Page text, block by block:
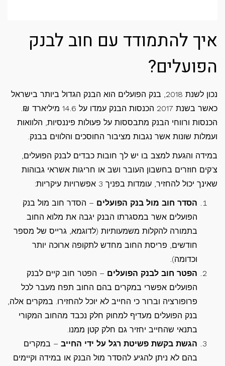
איך להתמודד עם חוב לבנק
הפועלים?
נכון לשנת 2018, בנק הפועלים הוא הבנק הגדול ביותר בישראל
כאשר בשנת 2017 הכנסות הבנק עמדו על 14.6 מיליארד ₪.
הכנסות ורווחי הבנק מתבססות על פעולות פיננסיות, הלוואות
ועמלות שונות אשר נגבות מציבור החוסכים והלווים בבנק.
במידה והגעת למצב בו יש לך חובות כבדים לבנק הפועלים,
צ'קים חוזרים בחשבון העובר ושב או חריגות אשראי גבוהות
שאינך יכול להחזיר, עומדות בפניך 3 אפשרויות עיקריות:
הסדר חוב מול בנק הפועלים – הסדר חוב מול בנק
הפועלים אשר במסגרתו הבנק יגבה את מלוא החוב
בתמורה להקלות משמעותיות (לדוגמא, גרייס של מספר
חודשים, פריסת החוב מחדש לתקופה ארוכה יותר
וכדומה).
הפטר חוב לבנק הפועלים – הפטר חוב קיים לבנק
הפועלים אפשרי במקרים בהם החוב תפח מעבר לכל
פרופורציה וברור כי החייב לא יוכל להחזירו. במקרים אלה,
בנק הפועלים מעדיף למחוק חלק נכבד מהחוב המקורי
בתנאי שהחייב יחזיר גם חלק קטן ממנו.
הגשת בקשת פשיטת רגל על ידי החייב – במקרים
בהם לא ניתן להגיע להסדר מול הבנק או במידה וקיימים